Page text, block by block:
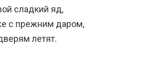
сладкий яд,
с прежним даром,
летят.